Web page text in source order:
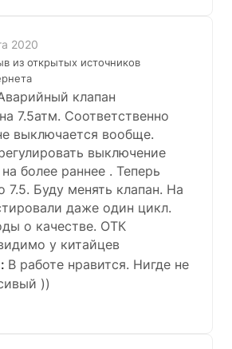
2020
из открытых источников
клапан
7.5атм. Соответственно
выключается вообще.
выключение
более раннее . Теперь
7.5. Буду менять клапан. На
даже один цикл.
о качестве. ОТК
у китайцев
В работе нравится. Нигде не
))